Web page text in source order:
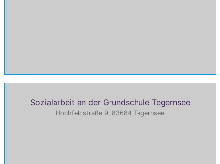
Sozialarbeit an der Grundschule Tegernsee
Hochfeldstraße 9, 83684 Tegernsee